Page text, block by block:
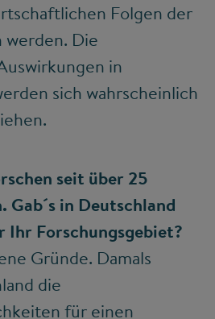
Folgen der
werden. Die
in
sich wahrscheinlich
seit über 25
Gab´s in Deutschland
Ihr Forschungsgebiet?
Gründe. Damals
die
für einen